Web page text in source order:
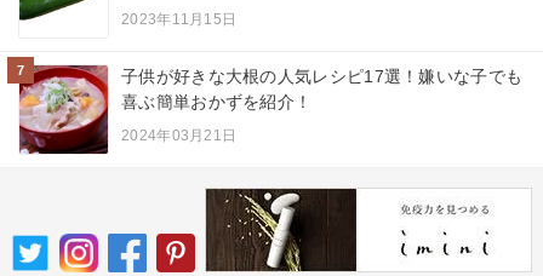
2023年11月15日
7
子供が好きな大根の人気レシピ17選！嫌いな子でも
喜ぶ簡単おかずを紹介！
2024年03月21日